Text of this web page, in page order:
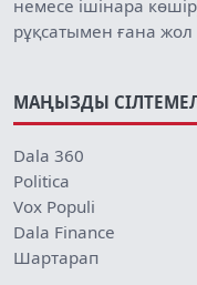
немесе ішінара
рұқсатымен ғана жол
МАҢЫЗДЫ
Dala 360
Politica
Vox Populi
Dala Finance
Шартарап